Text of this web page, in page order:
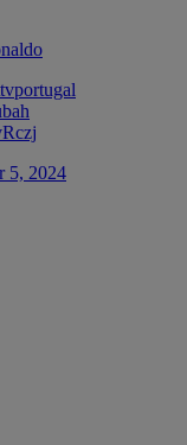
5, 2024